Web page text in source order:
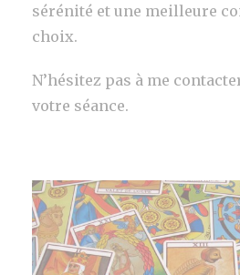
sérénité et une meilleure
choix.
N’hésitez pas à me
votre séance.